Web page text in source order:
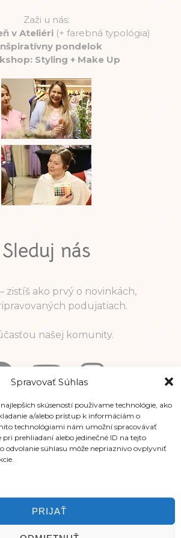
Spravovať Súhlas
skúseností používame technológie, ako
a/alebo prístup k informáciám o
technológiami nám umožní spracovávať
pri prehliadaní alebo jedinečné ID na tejto
odvolanie súhlasu môže nepriaznivo ovplyvniť
PRIJAŤ
Zaži u nás:
v Ateliéri (+ farebná typológia)
pondelok
Styling + Make Up
Sleduj nás
zistíš ako prvý o novinkách,
podujatiach.
našej komunity.
Informácie